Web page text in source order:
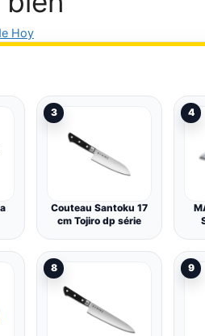
Hoy
3
Couteau Santoku 17
cm Tojiro dp série
4
8 9